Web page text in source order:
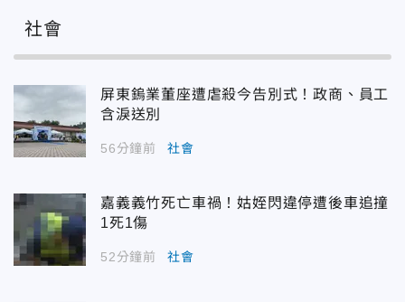
社會
屏東鎢業董座遭虐殺今告別式！政商、員工
含淚送別
56分鐘前 社會
嘉義義竹死亡車禍！姑姪閃違停遭後車追撞
1死1傷
52分鐘前 社會